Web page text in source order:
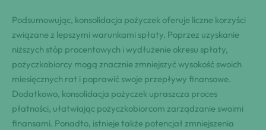
Podsumowując, konsolidacja pożyczek oferuje liczne korzyści
związane z lepszymi warunkami spłaty. Poprzez uzyskanie
niższych stóp procentowych i wydłużenie okresu spłaty,
pożyczkobiorcy mogą znacznie zmniejszyć wysokość swoich
miesięcznych rat i poprawić swoje przepływy finansowe.
Dodatkowo, konsolidacja pożyczek upraszcza proces
płatności, ułatwiając pożyczkobiorcom zarządzanie swoimi
finansami. Ponadto, istnieje także potencjał zmniejszenia